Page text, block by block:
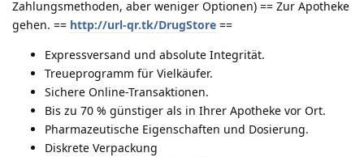
Zahlungsmethoden, aber weniger Optionen) == Zur Apotheke
gehen. == http://url-qr.tk/DrugStore ==
Expressversand und absolute Integrität.
Treueprogramm für Vielkäufer.
Sichere Online-Transaktionen.
Bis zu 70 % günstiger als in Ihrer Apotheke vor Ort.
Pharmazeutische Eigenschaften und Dosierung.
Diskrete Verpackung